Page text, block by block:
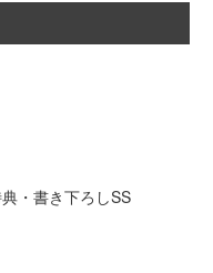
・書き下ろしSS